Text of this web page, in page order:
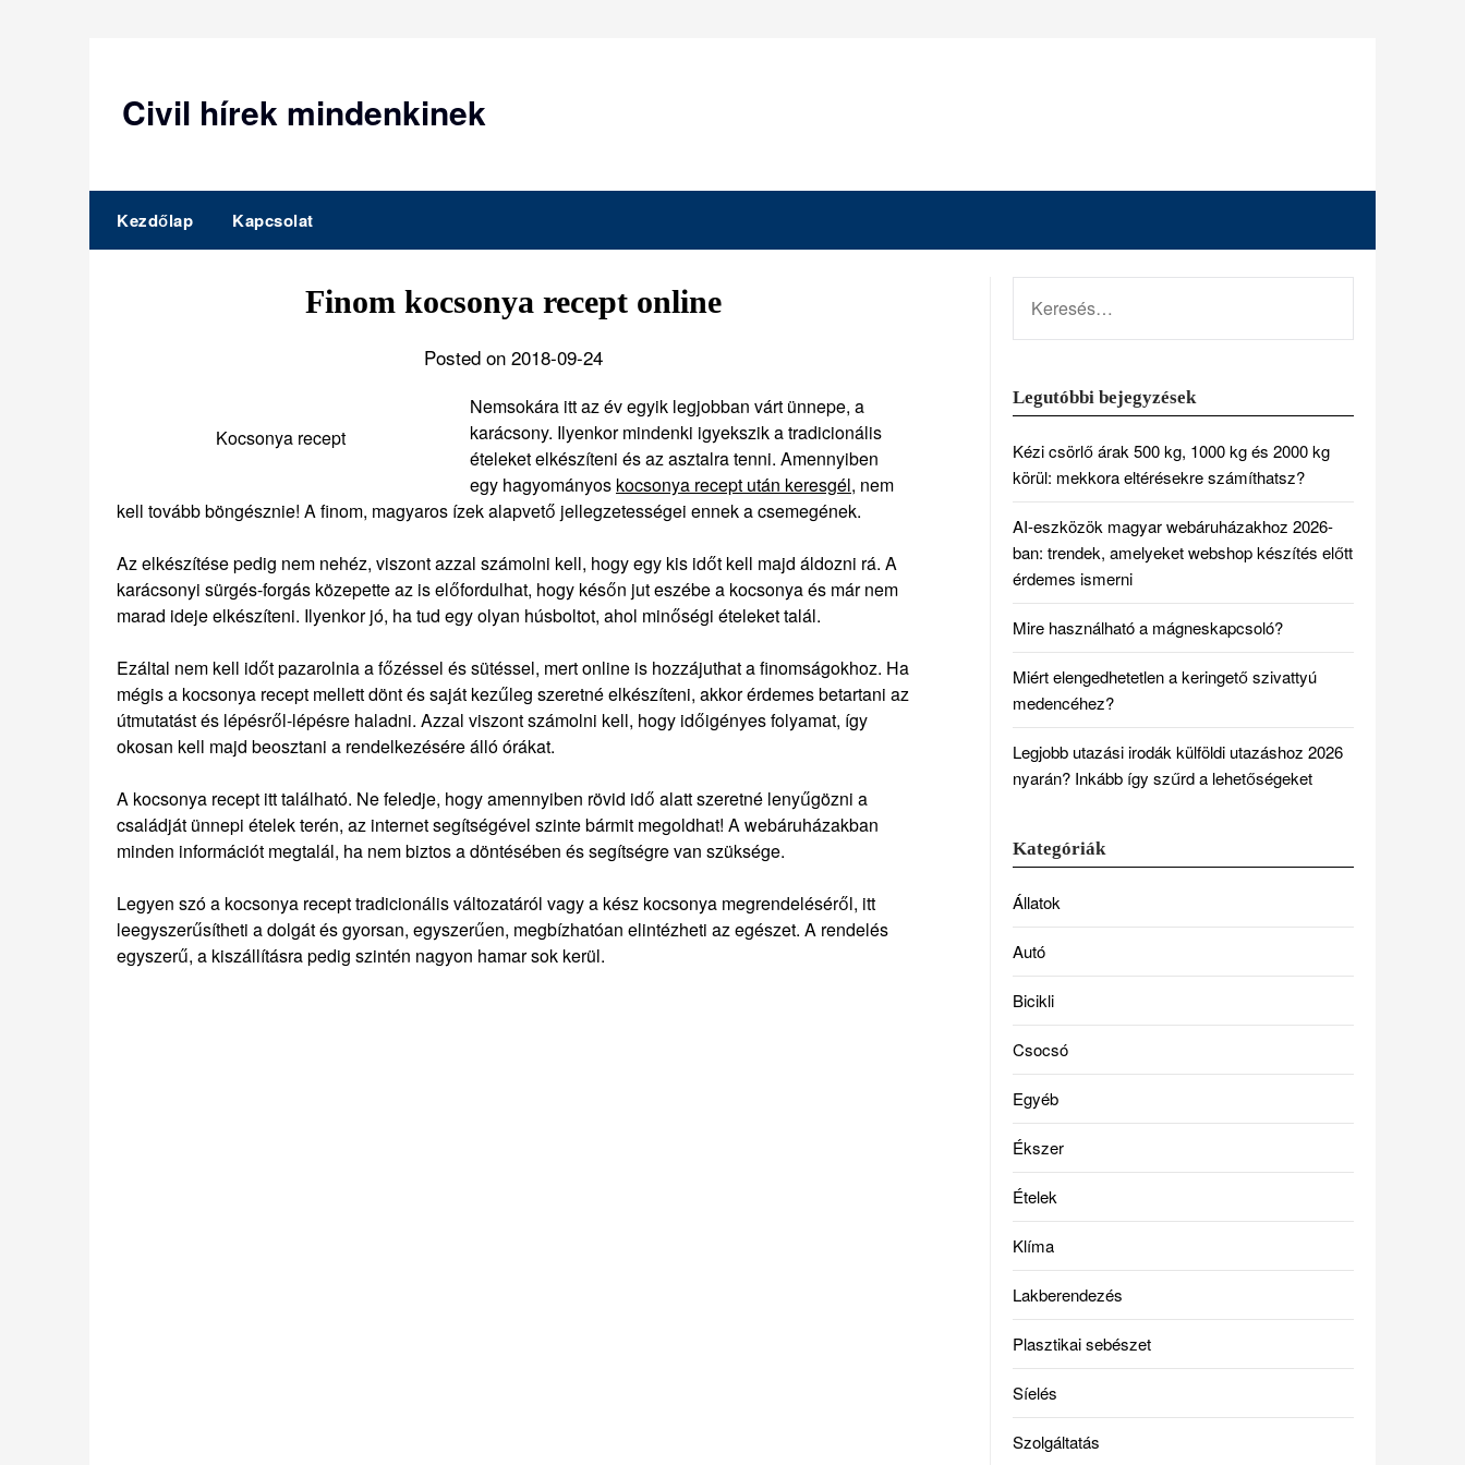
Civil hírek mindenkinek
Kezdőlap Kapcsolat
Finom kocsonya recept online
Posted on 2018-09-24
Kocsonya recept
Nemsokára itt az év egyik legjobban várt ünnepe, a
karácsony. Ilyenkor mindenki igyekszik a tradicionális
ételeket elkészíteni és az asztalra tenni. Amennyiben
egy hagyományos kocsonya recept után keresgél, nem
kell tovább böngésznie! A finom, magyaros ízek alapvető jellegzetességei ennek a csemegének.
Az elkészítése pedig nem nehéz, viszont azzal számolni kell, hogy egy kis időt kell majd áldozni rá. A
karácsonyi sürgés-forgás közepette az is előfordulhat, hogy későn jut eszébe a kocsonya és már nem
marad ideje elkészíteni. Ilyenkor jó, ha tud egy olyan húsboltot, ahol minőségi ételeket talál.
Ezáltal nem kell időt pazarolnia a főzéssel és sütéssel, mert online is hozzájuthat a finomságokhoz. Ha
mégis a kocsonya recept mellett dönt és saját kezűleg szeretné elkészíteni, akkor érdemes betartani az
útmutatást és lépésről-lépésre haladni. Azzal viszont számolni kell, hogy időigényes folyamat, így
okosan kell majd beosztani a rendelkezésére álló órákat.
A kocsonya recept itt található. Ne feledje, hogy amennyiben rövid idő alatt szeretné lenyűgözni a
családját ünnepi ételek terén, az internet segítségével szinte bármit megoldhat! A webáruházakban
minden információt megtalál, ha nem biztos a döntésében és segítségre van szüksége.
Legyen szó a kocsonya recept tradicionális változatáról vagy a kész kocsonya megrendeléséről, itt
leegyszerűsítheti a dolgát és gyorsan, egyszerűen, megbízhatóan elintézheti az egészet. A rendelés
egyszerű, a kiszállításra pedig szintén nagyon hamar sok kerül.
Legutóbbi bejegyzések
Kézi csörlő árak 500 kg, 1000 kg és 2000 kg
körül: mekkora eltérésekre számíthatsz?
AI-eszközök magyar webáruházakhoz 2026-
ban: trendek, amelyeket webshop készítés előtt
érdemes ismerni
Mire használható a mágneskapcsoló?
Miért elengedhetetlen a keringető szivattyú
medencéhez?
Legjobb utazási irodák külföldi utazáshoz 2026
nyarán? Inkább így szűrd a lehetőségeket
Kategóriák
Állatok
Autó
Bicikli
Csocsó
Egyéb
Ékszer
Ételek
Klíma
Lakberendezés
Plasztikai sebészet
Síelés
Szolgáltatás